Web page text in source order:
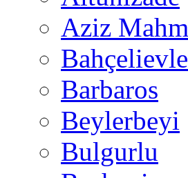
Aziz
Barbaros
Beylerbeyi
Bulgurlu